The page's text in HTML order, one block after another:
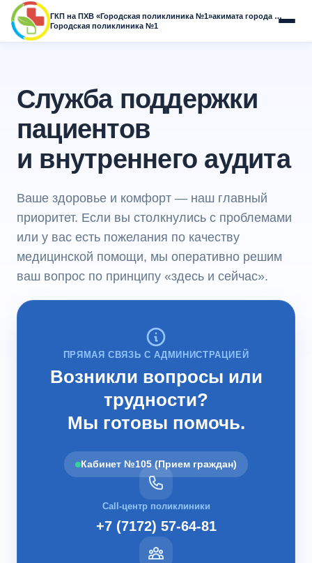
ГКП на ПХВ «Городская поликлиника №1»акимата города Астаны
Городская поликлиника №1
Служба поддержки
пациентов
и внутреннего аудита
Ваше здоровье и комфорт — наш главный
приоритет. Если вы столкнулись с проблемами
или у вас есть пожелания по качеству
медицинской помощи, мы оперативно решим
ваш вопрос по принципу «здесь и сейчас».
ПРЯМАЯ СВЯЗЬ С АДМИНИСТРАЦИЕЙ
Возникли вопросы или
трудности?
Мы готовы помочь.
Кабинет №105 (Прием граждан)
Call-центр поликлиники
+7 (7172) 57-64-81